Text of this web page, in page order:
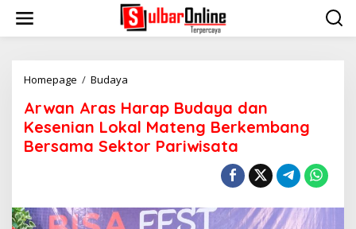
i
Homepage / Budaya
w
a
n
A
H
Arwan Aras Harap Budaya dan
Kesenian Lokal Mateng Berkembang
Bersama Sektor Pariwisata